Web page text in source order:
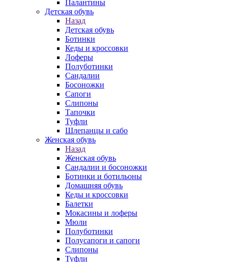
Палантины
Детская обувь
Назад
Детская обувь
Ботинки
Кеды и кроссовки
Лоферы
Полуботинки
Сандалии
Босоножки
Сапоги
Слипоны
Тапочки
Туфли
Шлепанцы и сабо
Женская обувь
Назад
Женская обувь
Сандалии и босоножки
Ботинки и ботильоны
Домашняя обувь
Кеды и кроссовки
Балетки
Мокасины и лоферы
Мюли
Полуботинки
Полусапоги и сапоги
Слипоны
Туфли